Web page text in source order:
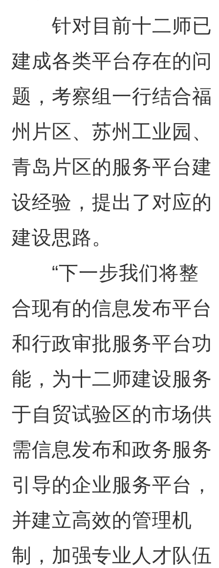
针对目前十二师已
建成各类平台存在的问
题，考察组一行结合福
州片区、苏州工业园、
青岛片区的服务平台建
设经验，提出了对应的
建设思路。
“下一步我们将整
合现有的信息发布平台
和行政审批服务平台功
能，为十二师建设服务
于自贸试验区的市场供
需信息发布和政务服务
引导的企业服务平台，
并建立高效的管理机
制，加强专业人才队伍